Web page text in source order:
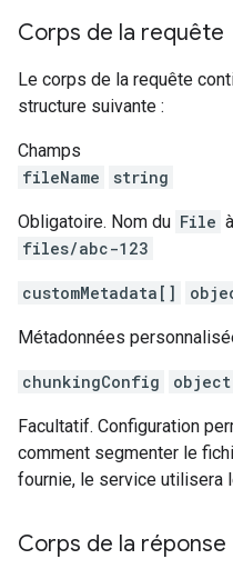
Corps de la requête
Le corps de la requête
structure suivante :
Champs
fileName
string
Obligatoire. Nom du File
files/abc-123
customMetadata[]
Métadonnées
chunkingConfig
Facultatif. Configuration
comment segmenter le
fournie, le service utilisera
Corps de la réponse